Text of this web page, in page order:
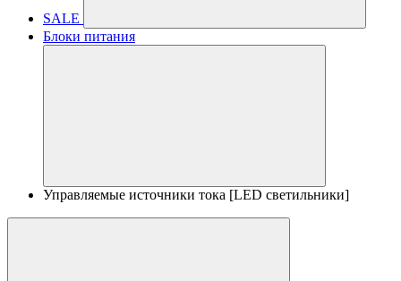
SALE
Блоки питания
Управляемые источники тока [LED светильники]